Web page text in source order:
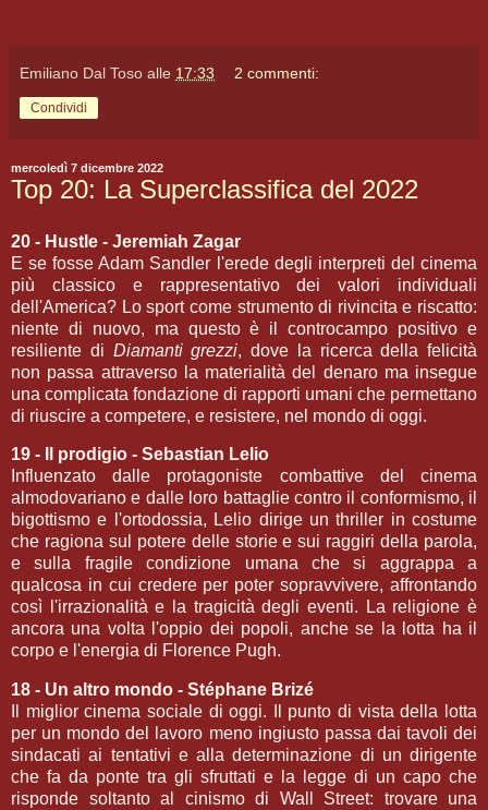
Emiliano Dal Toso alle 17:33 2 commenti:
Condividi
mercoledì 7 dicembre 2022
Top 20: La Superclassifica del 2022
20 - Hustle - Jeremiah Zagar
E se fosse Adam Sandler l'erede degli interpreti del cinema
più classico e rappresentativo dei valori individuali
dell'America? Lo sport come strumento di rivincita e riscatto:
niente di nuovo, ma questo è il controcampo positivo e
resiliente di Diamanti grezzi, dove la ricerca della felicità
non passa attraverso la materialità del denaro ma insegue
una complicata fondazione di rapporti umani che permettano
di riuscire a competere, e resistere, nel mondo di oggi.
19 - Il prodigio - Sebastian Lelio
Influenzato dalle protagoniste combattive del cinema
almodovariano e dalle loro battaglie contro il conformismo, il
bigottismo e l'ortodossia, Lelio dirige un thriller in costume
che ragiona sul potere delle storie e sui raggiri della parola,
e sulla fragile condizione umana che si aggrappa a
qualcosa in cui credere per poter sopravvivere, affrontando
così l'irrazionalità e la tragicità degli eventi. La religione è
ancora una volta l'oppio dei popoli, anche se la lotta ha il
corpo e l'energia di Florence Pugh.
18 - Un altro mondo - Stéphane Brizé
Il miglior cinema sociale di oggi. Il punto di vista della lotta
per un mondo del lavoro meno ingiusto passa dai tavoli dei
sindacati ai tentativi e alla determinazione di un dirigente
che fa da ponte tra gli sfruttati e la legge di un capo che
risponde soltanto al cinismo di Wall Street: trovare una